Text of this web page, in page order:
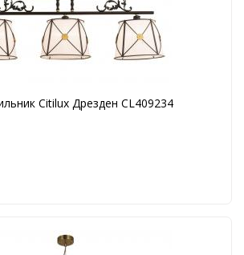
Citilux Дрезден CL409234